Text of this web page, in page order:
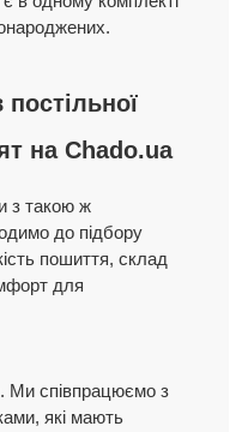
на Chado.ua
з такою ж
до підбору
пошиття, склад
для
. Ми співпрацюємо з
які мають